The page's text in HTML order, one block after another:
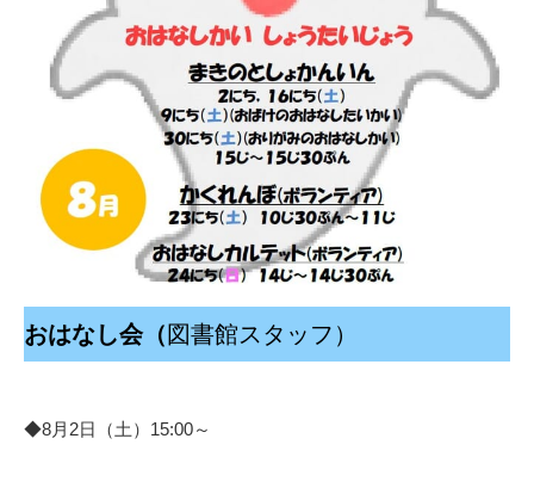
おはなし会（図書館スタッフ）
◆8月2日（土）15:00～